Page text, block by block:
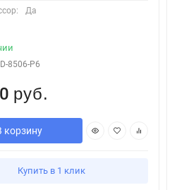
Да
8506-P6
руб.
корзину
Купить в 1 клик